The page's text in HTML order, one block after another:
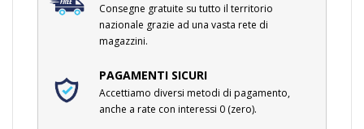
Consegne gratuite su tutto il territorio
nazionale grazie ad una vasta rete di
magazzini.
PAGAMENTI SICURI
Accettiamo diversi metodi di pagamento,
anche a rate con interessi 0 (zero).